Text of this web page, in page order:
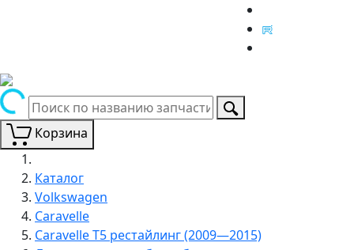
Корзина
Каталог
Volkswagen
Caravelle
Caravelle T5 рестайлинг (2009—2015)